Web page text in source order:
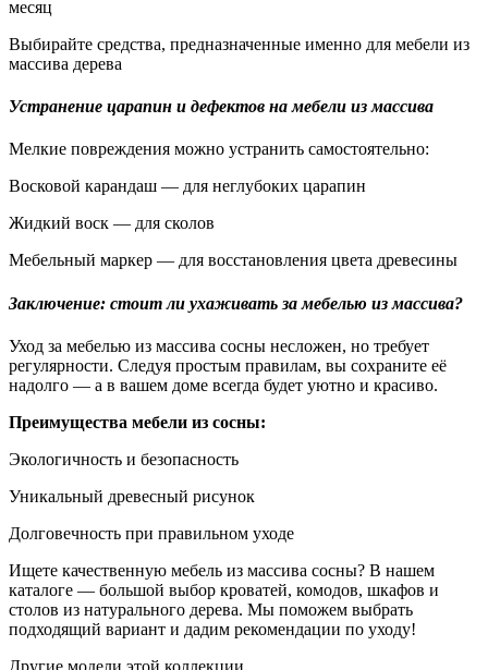
месяц
Выбирайте средства, предназначенные именно для мебели из
массива дерева
Устранение царапин и дефектов на мебели из массива
Мелкие повреждения можно устранить самостоятельно:
Восковой карандаш — для неглубоких царапин
Жидкий воск — для сколов
Мебельный маркер — для восстановления цвета древесины
Заключение: стоит ли ухаживать за мебелью из массива?
Уход за мебелью из массива сосны несложен, но требует
регулярности. Следуя простым правилам, вы сохраните её
надолго — а в вашем доме всегда будет уютно и красиво.
Преимущества мебели из сосны:
Экологичность и безопасность
Уникальный древесный рисунок
Долговечность при правильном уходе
Ищете качественную мебель из массива сосны? В нашем
каталоге — большой выбор кроватей, комодов, шкафов и
столов из натурального дерева. Мы поможем выбрать
подходящий вариант и дадим рекомендации по уходу!
Другие модели этой коллекции